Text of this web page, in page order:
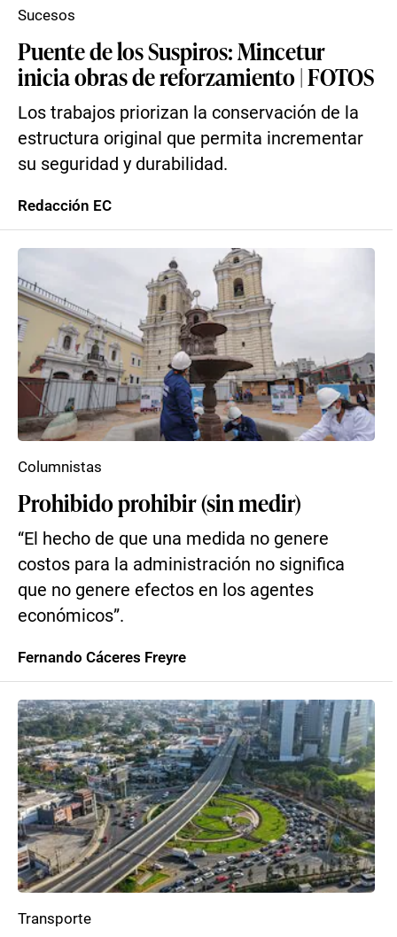
Puente de los Suspiros: Mincetur
inicia obras de reforzamiento | FOTOS
Los trabajos priorizan la conservación de la
estructura original que permita incrementar
su seguridad y durabilidad.
Sucesos
Redacción EC
Prohibido prohibir (sin medir)
“El hecho de que una medida no genere
costos para la administración no significa
que no genere efectos en los agentes
económicos”.
Columnistas
Fernando Cáceres Freyre
Transporte